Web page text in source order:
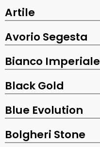
Artile
Avorio Segesta
Bianco Imperiale
Black Gold
Blue Evolution
Bolgheri Stone